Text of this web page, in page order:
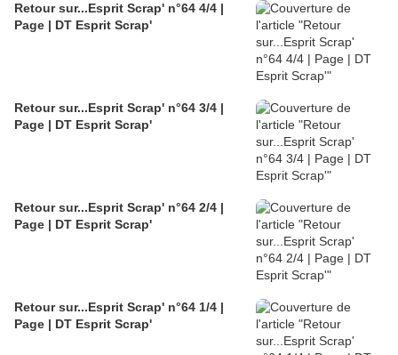
Retour sur...Esprit Scrap' n°64 4/4 |
Page | DT Esprit Scrap'
Retour sur...Esprit Scrap' n°64 3/4 |
Page | DT Esprit Scrap'
Retour sur...Esprit Scrap' n°64 2/4 |
Page | DT Esprit Scrap'
Retour sur...Esprit Scrap' n°64 1/4 |
Page | DT Esprit Scrap'